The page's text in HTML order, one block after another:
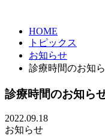
HOME
トピックス
お知らせ
診療時間のお知
診療時間のお知ら
2022.09.18
お知らせ